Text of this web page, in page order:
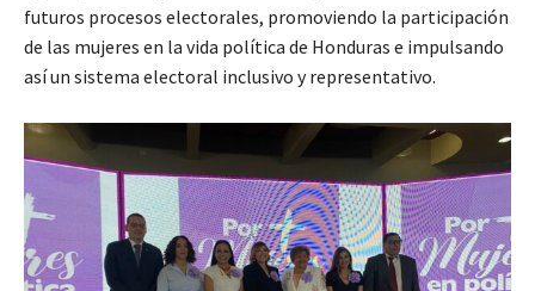
futuros procesos electorales, promoviendo la participación
de las mujeres en la vida política de Honduras e impulsando
así un sistema electoral inclusivo y representativo.